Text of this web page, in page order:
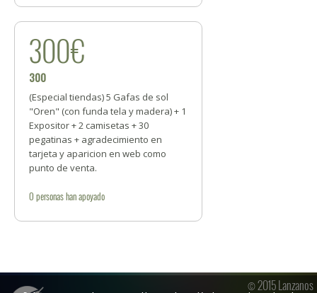
300€
300
(Especial tiendas) 5 Gafas de sol
"Oren" (con funda tela y madera) + 1
Expositor + 2 camisetas + 30
pegatinas + agradecimiento en
tarjeta y aparicion en web como
punto de venta.
0 personashan apoyado
© 2015 Lanzanos